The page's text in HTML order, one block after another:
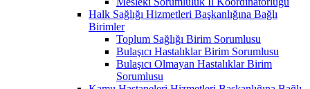
Halk Sağlığı Hizmetleri Başkanlığına Bağlı
Birimler
Toplum Sağlığı Birim Sorumlusu
Bulaşıcı Hastalıklar Birim Sorumlusu
Bulaşıcı Olmayan Hastalıklar Birim
Sorumlusu